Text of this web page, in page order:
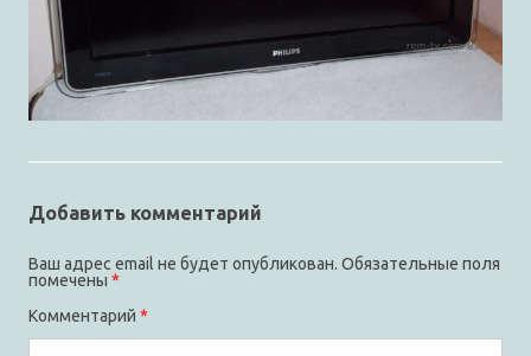
Добавить комментарий
Ваш адрес email не будет опубликован. Обязательные поля
помечены *
Комментарий *